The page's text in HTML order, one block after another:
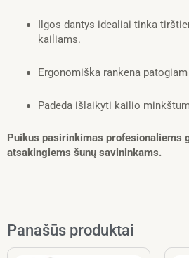
Ilgos dantys idealiai tinka
kailiams.
Ergonomiška rankena
Padeda išlaikyti kailio
Puikus pasirinkimas profesionaliems
atsakingiems šunų savininkams.
Panašūs produktai